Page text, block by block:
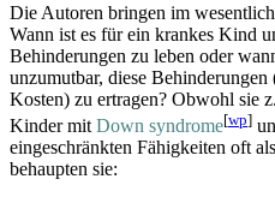
Die Autoren bringen im
Wann ist es für ein krankes Kind
Behinderungen zu leben oder
unzumutbar, diese
Kosten) zu ertragen? Obwohl sie
Kinder mit Down syndrome[wp]
eingeschränkten Fähigkeiten oft
behaupten sie: